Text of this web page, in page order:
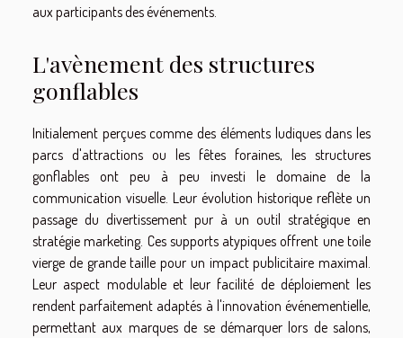
aux participants des événements.
L'avènement des structures
gonflables
Initialement perçues comme des éléments ludiques dans les
parcs d'attractions ou les fêtes foraines, les structures
gonflables ont peu à peu investi le domaine de la
communication visuelle. Leur évolution historique reflète un
passage du divertissement pur à un outil stratégique en
stratégie marketing. Ces supports atypiques offrent une toile
vierge de grande taille pour un impact publicitaire maximal.
Leur aspect modulable et leur facilité de déploiement les
rendent parfaitement adaptés à l'innovation événementielle,
permettant aux marques de se démarquer lors de salons,